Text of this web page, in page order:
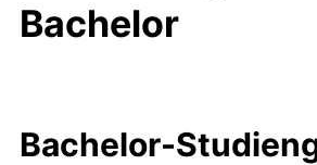
Bachelor
Bachelor-